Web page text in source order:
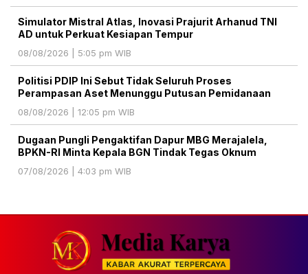
Simulator Mistral Atlas, Inovasi Prajurit Arhanud TNI
AD untuk Perkuat Kesiapan Tempur
08/08/2026 | 5:05 pm WIB
Politisi PDIP Ini Sebut Tidak Seluruh Proses
Perampasan Aset Menunggu Putusan Pemidanaan
08/08/2026 | 12:05 pm WIB
Dugaan Pungli Pengaktifan Dapur MBG Merajalela,
BPKN-RI Minta Kepala BGN Tindak Tegas Oknum
07/08/2026 | 4:03 pm WIB